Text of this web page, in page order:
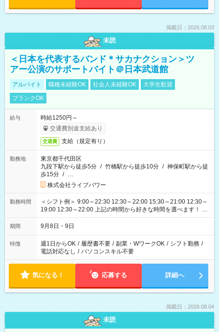
掲載日：2026.08.03
未読
＜日本を代表するバンド＊サカナクション＞ツ
アー公演のサポートバイト＠日本武道館
アルバイト 職種未経験OK 社会人未経験OK
大学生歓迎
ブランクOK
給与
時給1250円～
交通費別途支給あり
交通費 支給（規定有り）
勤務地
東京都千代田区
九段下駅から徒歩5分 / 竹橋駅から徒歩10分 / 神保町駅から徒
歩15分 / …
株式会社ライブパワー
勤務時間
＜シフト例＞ 9:00～22:30 12:30～22:00 15:30～21:00 12:30～
19:00 12:30～22:00 上記の時間から好きな時間を選べます！ ※
時間は変更となる可能性があります
期間 9月8日・9日
特徴 週1日からOK / 履歴書不要 / 副業・WワークOK / シフト勤務 /
電話対応なし / パソコンスキル不要
気になる！ 応募する 詳細へ
掲載日：2026.08.04
未読